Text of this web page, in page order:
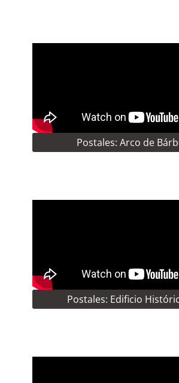
Postales: Arco de
Postales: Edificio